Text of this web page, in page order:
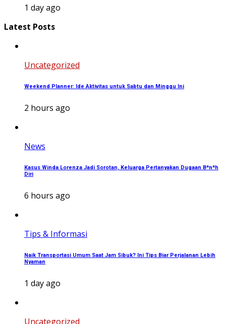
1 day ago
Latest Posts
Uncategorized
Weekend Planner: Ide Aktivitas untuk Sabtu dan Minggu Ini
2 hours ago
News
Kasus Winda Lorenza Jadi Sorotan, Keluarga Pertanyakan Dugaan B*n*h
Diri
6 hours ago
Tips & Informasi
Naik Transportasi Umum Saat Jam Sibuk? Ini Tips Biar Perjalanan Lebih
Nyaman
1 day ago
Uncategorized